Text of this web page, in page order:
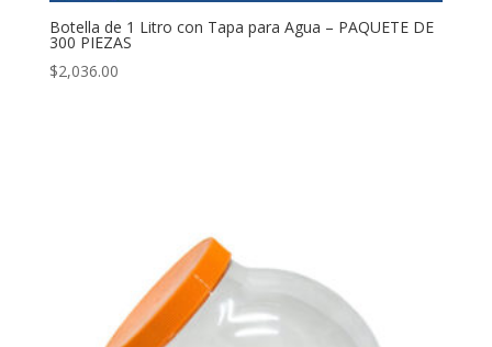
Botella de 1 Litro con Tapa para Agua – PAQUETE DE
300 PIEZAS
$2,036.00